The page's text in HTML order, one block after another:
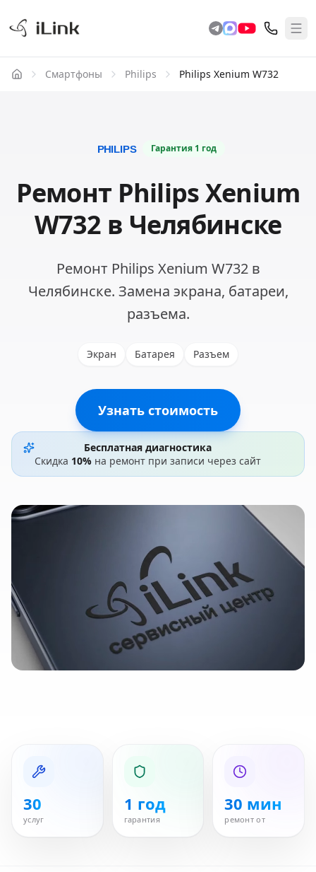
Смартфоны Philips Philips Xenium W732
Гарантия 1 год
Ремонт Philips Xenium
W732 в Челябинске
Ремонт Philips Xenium W732 в
Челябинске. Замена экрана, батареи,
разъема.
Экран Батарея Разъем
Узнать стоимость
Бесплатная диагностика
Скидка 10% на ремонт при записи через сайт
30
услуг
1 год
гарантия
30 мин
ремонт от